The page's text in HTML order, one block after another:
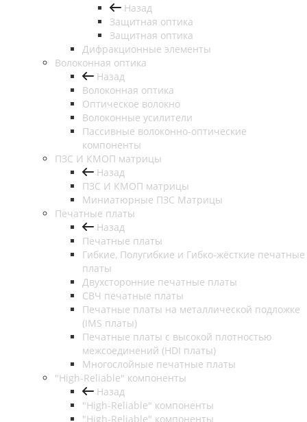
Назад
Защитная оптика
Защитная оптика
Дифракционные элементы
Волоконная оптика
Назад
Волоконная оптика
Оптическое волокно
Волоконные усилители
Пассивные волоконно-оптические
компоненты
ПЗС И КМОП матрицы
Назад
ПЗС И КМОП матрицы
Миниатюрные ПЗС Матрицы
Печатные платы
Назад
Печатные платы
Гибкие, Полугибкие и Гибко-жёсткие печатные
платы
Двухсторонние печатные платы
СВЧ печатные платы
Печатные платы на металлической подложке
(IMS платы)
Печатные платы с высокой плотностью
межсоединений (HDI платы)
Многослойные печатные платы
"High-Reliable" компоненты
Назад
"High-Reliable" компоненты
"High-Reliable" компоненты